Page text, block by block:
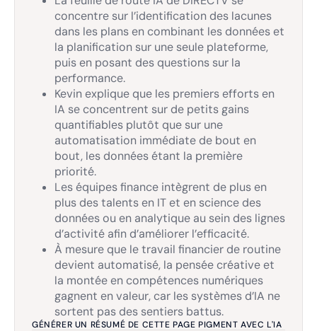
concentre sur l’identification des lacunes
dans les plans en combinant les données et
la planification sur une seule plateforme,
puis en posant des questions sur la
performance.
Kevin explique que les premiers efforts en
IA se concentrent sur de petits gains
quantifiables plutôt que sur une
automatisation immédiate de bout en
bout, les données étant la première
priorité.
Les équipes finance intègrent de plus en
plus des talents en IT et en science des
données ou en analytique au sein des lignes
d’activité afin d’améliorer l’efficacité.
À mesure que le travail financier de routine
devient automatisé, la pensée créative et
la montée en compétences numériques
gagnent en valeur, car les systèmes d’IA ne
sortent pas des sentiers battus.
GÉNÉRER UN RÉSUMÉ DE CETTE PAGE PIGMENT AVEC L'IA